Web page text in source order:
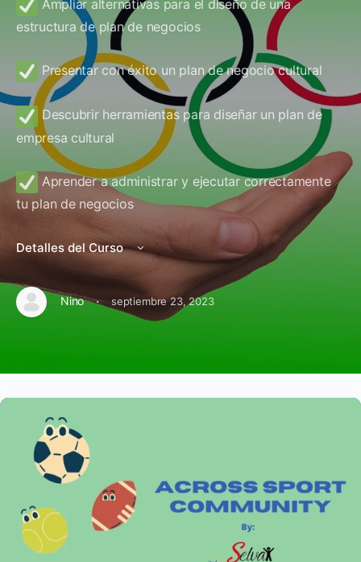
Ampliar alternativas para el diseño de una
estructura de plan de negocios
Presentar con éxito un plan de negocio cultural
Descubrir herramientas para diseñar un plan de
empresa cultural
Aprender a administrar y ejecutar correctamente
tu plan de negocios
Detalles del Curso
Nino · septiembre 23, 2023